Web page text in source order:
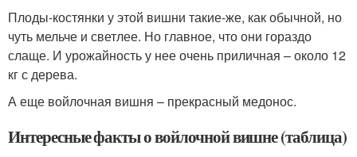
Плоды-костянки у этой вишни такие-же, как обычной, но
чуть мельче и светлее. Но главное, что они гораздо
слаще. И урожайность у нее очень приличная – около 12
кг с дерева.
А еще войлочная вишня – прекрасный медонос.
Интересные факты о войлочной вишне (таблица)